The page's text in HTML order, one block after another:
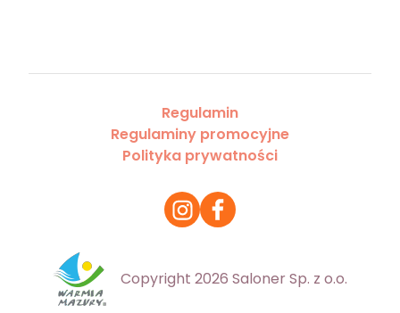
Regulamin
Regulaminy promocyjne
Polityka prywatności
Copyright 2026 Saloner Sp. z o.o.